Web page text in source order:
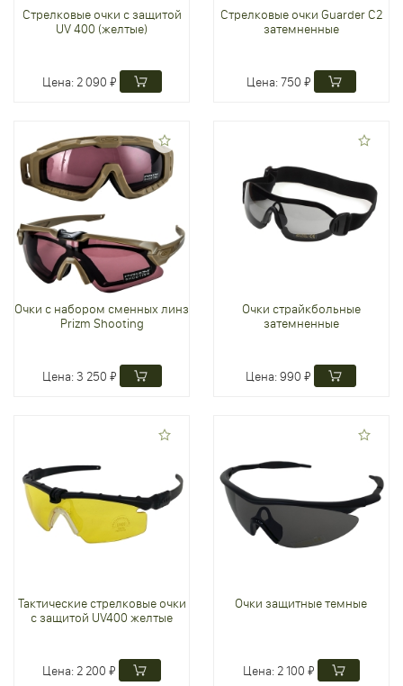
Стрелковые очки с защитой
UV 400 (желтые)
Цена: 2 090 ₽
Стрелковые очки Guarder C2
затемненные
Цена:750 ₽
Очки с набором сменных линз
Prizm Shooting
Цена:3 250 ₽
Очки страйкбольные
затемненные
Цена:990 ₽
Тактические стрелковые очки
с защитой UV400 желтые
Цена: 2 200 ₽
Очки защитные темные
Цена: 2 100 ₽